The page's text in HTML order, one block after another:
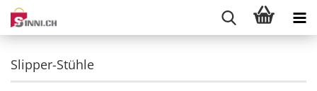
Slipper-Stühle